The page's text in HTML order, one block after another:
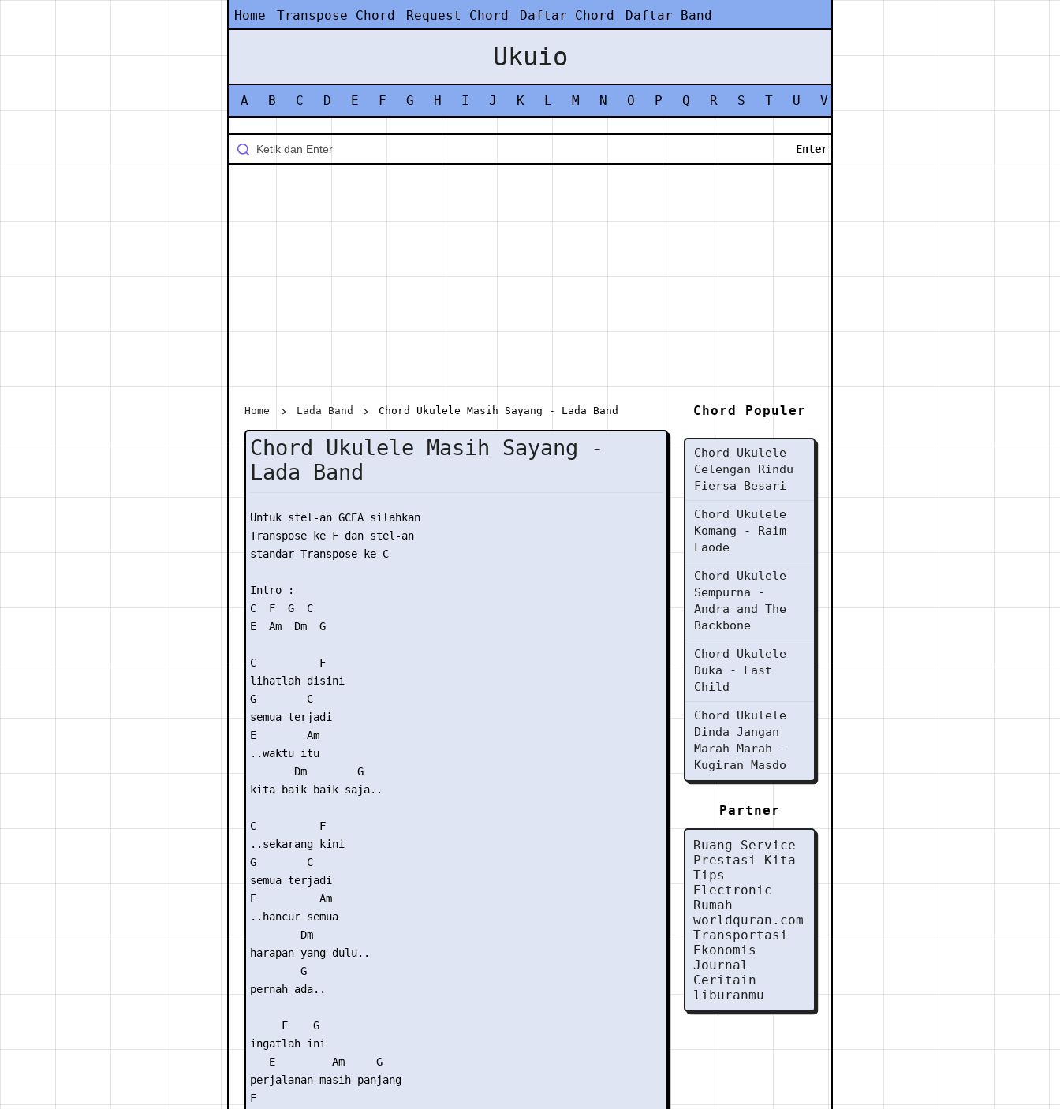
Home Transpose Chord Request Chord Daftar Chord Daftar Band
Ukuio
A B C D E F G H I J K L M N O P Q R S T U V
Home Lada Band Chord Ukulele Masih Sayang - Lada Band
Chord Ukulele Masih Sayang -
Lada Band
Untuk stel-an GCEA silahkan
Transpose ke F dan stel-an
standar Transpose ke C
Intro :
C  F  G  C
E  Am  Dm  G
C          F
lihatlah disini
G        C
semua terjadi
E        Am
..waktu itu
       Dm        G
kita baik baik saja..
C          F
..sekarang kini
G        C
semua terjadi
E          Am
..hancur semua
        Dm
harapan yang dulu..
        G
pernah ada..
     F    G
ingatlah ini
   E         Am     G
perjalanan masih panjang
F
Chord Populer
Chord Ukulele
Celengan Rindu
Fiersa Besari
Chord Ukulele
Komang - Raim
Laode
Chord Ukulele
Sempurna -
Andra and The
Backbone
Chord Ukulele
Duka - Last
Child
Chord Ukulele
Dinda Jangan
Marah Marah -
Kugiran Masdo
Partner
Ruang Service
Prestasi Kita
Tips
Electronic
Rumah
worldquran.com
Transportasi
Ekonomis
Journal
Ceritain
liburanmu